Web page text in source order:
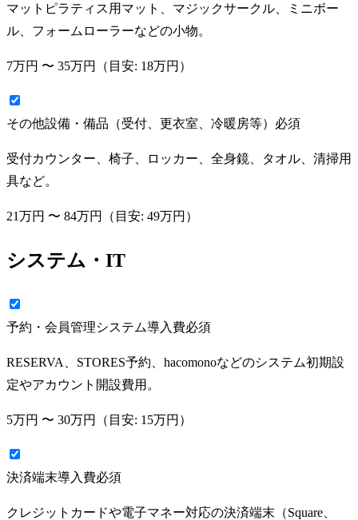
マットピラティス用マット、マジックサークル、ミニボー
ル、フォームローラーなどの小物。
7万円 〜 35万円 （目安: 18万円 ）
その他設備・備品（受付、更衣室、冷暖房等） 必須
受付カウンター、椅子、ロッカー、全身鏡、タオル、清掃用
具など。
21万円 〜 84万円 （目安: 49万円 ）
システム・IT
予約・会員管理システム導入費必須
RESERVA、STORES予約、hacomonoなどのシステム初期設
定やアカウント開設費用。
5万円 〜 30万円 （目安: 15万円 ）
決済端末導入費必須
クレジットカードや電子マネー対応の決済端末（Square、